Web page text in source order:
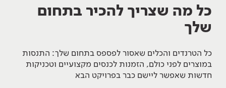
כל מה שצריך להכיר בתחום
שלך
כל הטרנדים והכלים שאסור לפספס בתחום שלך: התנסות
במוצרים לפני כולם, הזמנות לכנסים מקצועיים וטכניקות
חדשות שאפשר ליישם כבר בפרויקט הבא